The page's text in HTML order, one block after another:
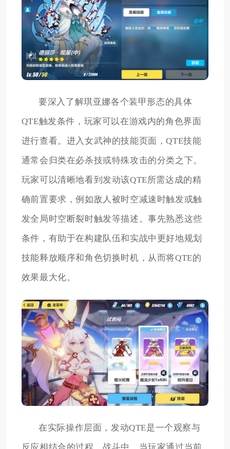
要深入了解琪亚娜各个装甲形态的具体
QTE触发条件，玩家可以在游戏内的角色界面
进行查看。进入女武神的技能页面，QTE技能
通常会归类在必杀技或特殊攻击的分类之下。
玩家可以清晰地看到发动该QTE所需达成的精
确前置要求，例如敌人被时空减速时触发或触
发全局时空断裂时触发等描述。事先熟悉这些
条件，有助于在构建队伍和实战中更好地规划
技能释放顺序和角色切换时机，从而将QTE的
效果最大化。
在实际操作层面，发动QTE是一个观察与
反应相结合的过程。战斗中，当玩家通过当前